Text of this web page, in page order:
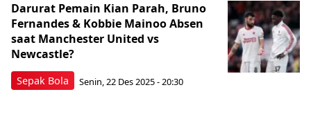
Sepak Bola
Darurat Pemain Kian Parah, Bruno
Fernandes & Kobbie Mainoo Absen
saat Manchester United vs
Newcastle?
Senin, 22 Des 2025 - 20:30